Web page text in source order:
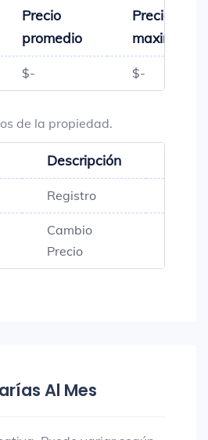
Precio
promedio
Precio
maximo
$- $-
de la propiedad.
Descripción
Registro
Cambio
Precio
Al Mes